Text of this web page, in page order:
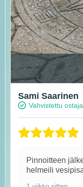
Sami Saarinen
Vahvistettu ostaja
Pinnoitteen
helmeili